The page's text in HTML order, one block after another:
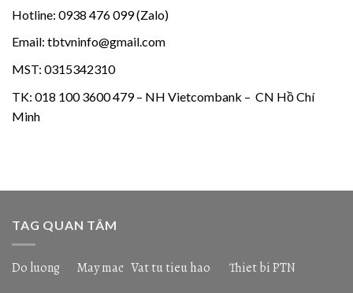
Hotline: 0938 476 099 (Zalo)
Email: tbtvninfo@gmail.com
MST: 0315342310
TK: 018 100 3600 479 – NH Vietcombank – CN Hồ Chí
Minh
TAG QUAN TÂM
Do luong May mac Vat tu tieu hao Thiet bi PTN